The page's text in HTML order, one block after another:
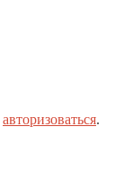
авторизоваться.